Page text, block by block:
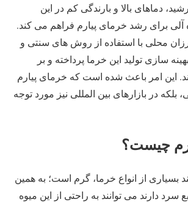
دماهای بالا و بارندگی کم در این
‌آلی برای رشد خرمای پیارم فراهم می ‌کند.
محلی با استفاده از روش ‌های سنتی و
سازی تولید این خرما پرداخته و بر
این امر باعث شده است که خرمای پیارم
بلکه در بازارهای بین ‌المللی نیز مورد توجه
چیست؟
بسیاری از انواع خرما، گرم است؛ به همین
سرد دارند می ‌توانند به راحتی از این میوه